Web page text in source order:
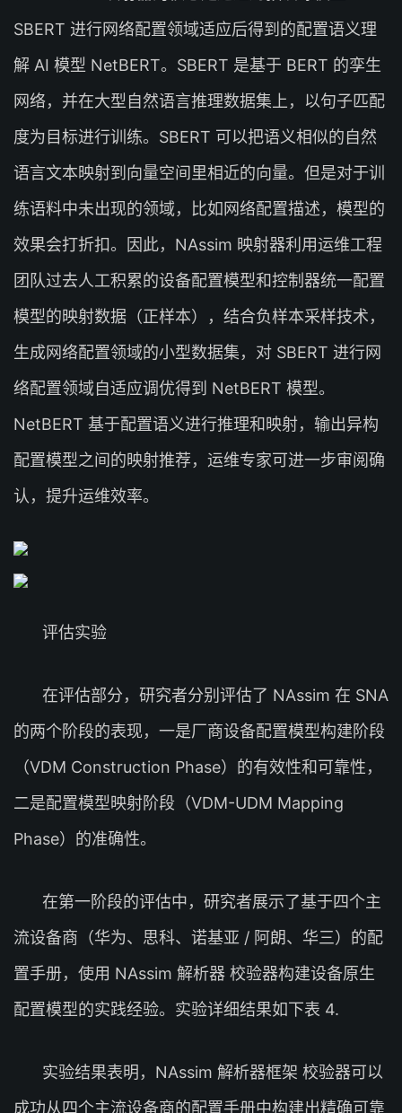
SBERT 进行网络配置领域适应后得到的配置语义理
解 AI 模型 NetBERT。SBERT 是基于 BERT 的孪生
网络，并在大型自然语言推理数据集上，以句子匹配
度为目标进行训练。SBERT 可以把语义相似的自然
语言文本映射到向量空间里相近的向量。但是对于训
练语料中未出现的领域，比如网络配置描述，模型的
效果会打折扣。因此，NAssim 映射器利用运维工程
团队过去人工积累的设备配置模型和控制器统一配置
模型的映射数据（正样本），结合负样本采样技术，
生成网络配置领域的小型数据集，对 SBERT 进行网
络配置领域自适应调优得到 NetBERT 模型。
NetBERT 基于配置语义进行推理和映射，输出异构
配置模型之间的映射推荐，运维专家可进一步审阅确
认，提升运维效率。
评估实验
在评估部分，研究者分别评估了 NAssim 在 SNA
的两个阶段的表现，一是厂商设备配置模型构建阶段
（VDM Construction Phase）的有效性和可靠性，
二是配置模型映射阶段（VDM-UDM Mapping
Phase）的准确性。
在第一阶段的评估中，研究者展示了基于四个主
流设备商（华为、思科、诺基亚 / 阿朗、华三）的配
置手册，使用 NAssim 解析器 校验器构建设备原生
配置模型的实践经验。实验详细结果如下表 4.
实验结果表明，NAssim 解析器框架 校验器可以
成功从四个主流设备商的配置手册中构建出精确可靠